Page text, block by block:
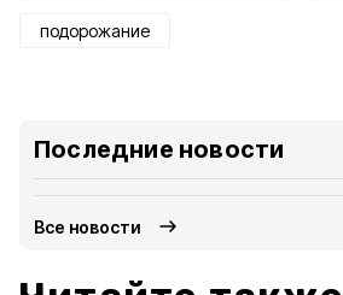
подорожание
Последние новости
Все новости